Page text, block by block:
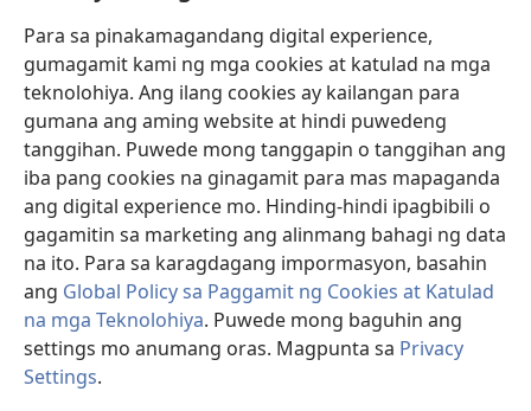
Para sa pinakamagandang digital experience,
gumagamit kami ng mga cookies at katulad na mga
teknolohiya. Ang ilang cookies ay kailangan para
gumana ang aming website at hindi puwedeng
tanggihan. Puwede mong tanggapin o tanggihan ang
iba pang cookies na ginagamit para mas mapaganda
ang digital experience mo. Hinding-hindi ipagbibili o
gagamitin sa marketing ang alinmang bahagi ng data
na ito. Para sa karagdagang impormasyon, basahin
ang Global Policy sa Paggamit ng Cookies at Katulad
na mga Teknolohiya. Puwede mong baguhin ang
settings mo anumang oras. Magpunta sa Privacy
Settings.
(may
na
bagong
window)
Watchtower ONLINE LIBRARY™
(may
bubukas
na
bagong
window)
JW Hub ®
(may
bubukas
bagong
window)
JW Library ®
Watchtower Library®
Copyright
KASUNDUAN SA PAGGAMIT